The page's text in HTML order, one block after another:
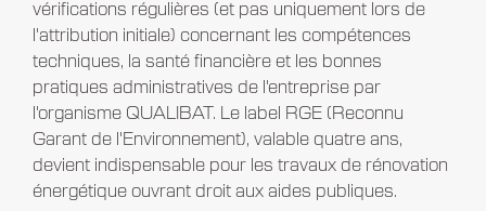
vérifications régulières (et pas uniquement lors de
l'attribution initiale) concernant les compétences
techniques, la santé financière et les bonnes
pratiques administratives de l'entreprise par
l'organisme QUALIBAT. Le label RGE (Reconnu
Garant de l'Environnement), valable quatre ans,
devient indispensable pour les travaux de rénovation
énergétique ouvrant droit aux aides publiques.